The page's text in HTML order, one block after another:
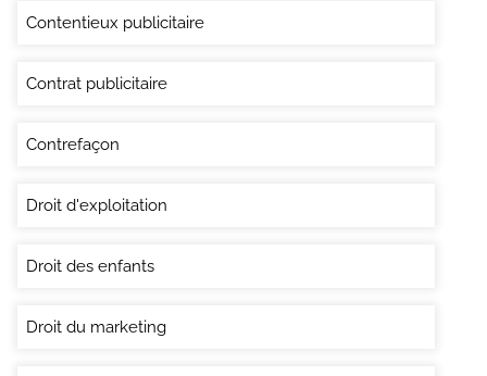
Contentieux publicitaire
Contrat publicitaire
Contrefaçon
Droit d'exploitation
Droit des enfants
Droit du marketing